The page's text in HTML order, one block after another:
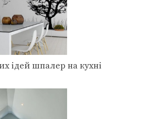
ідей шпалер на кухні